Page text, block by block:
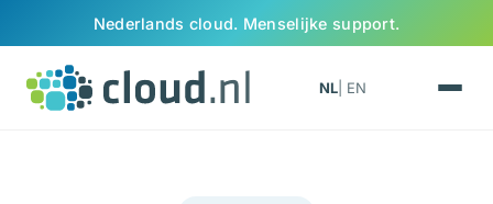
Ga naar inhoud
Nederlands cloud. Menselijke support.
NL| EN